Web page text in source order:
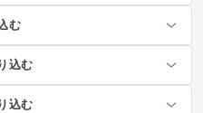
む
込む
込む